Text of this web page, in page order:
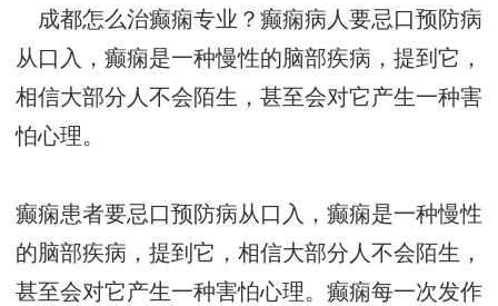
成都怎么治癫痫专业？癫痫病人要忌口预防病
从口入，癫痫是一种慢性的脑部疾病，提到它，
相信大部分人不会陌生，甚至会对它产生一种害
怕心理。
癫痫患者要忌口预防病从口入，癫痫是一种慢性
的脑部疾病，提到它，相信大部分人不会陌生，
甚至会对它产生一种害怕心理。癫痫每一次发作